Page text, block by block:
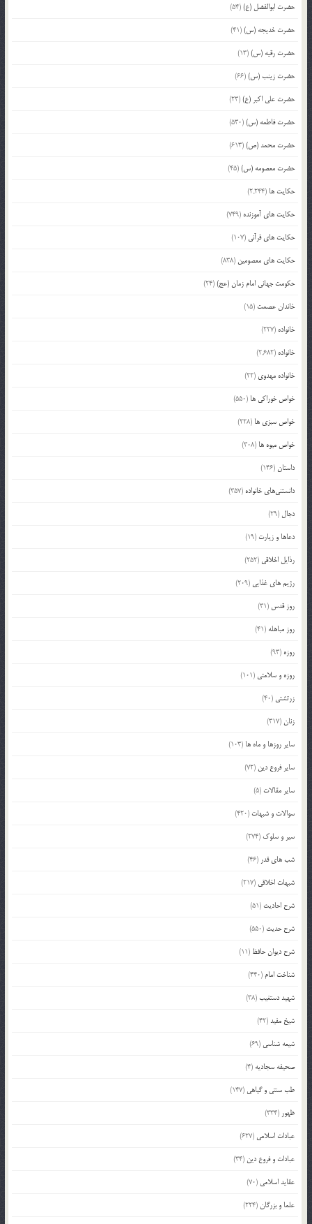
حضرت ابوالفضل (ع)(54)
حضرت خدیجه (س)(41)
حضرت رقیه (س)(13)
حضرت زینب (س)(66)
حضرت علی اکبر (ع)(23)
حضرت فاطمه (س)(530)
حضرت محمد (ص)(613)
حضرت معصومه (س)(45)
حکایت ها (2,244)
حکایت های آموزنده (749)
حکایت های قرآنی (107)
حکایت های معصومین (838)
حکومت جهانی امام زمان (عج)(24)
خاندان عصمت (15)
خانواده (227)
خانواده (2,682)
خانواده مهدوی (22)
خواص خوراکی ها (550)
خواص سبزی ها (228)
خواص میوه ها (308)
داستان(146)
دانستنی‌های خانواده (357)
دجال (29)
دعاها و زیارت (19)
رذایل اخلاقی (252)
رژیم های غذایی (209)
روز قدس (31)
روز مباهله (41)
روزه (93)
روزه و سلامتی (101)
زرتشتی (40)
زنان(317)
سایر روزها و ماه ها (103)
سایر فروع دین (72)
سایر مقالات (5)
سوالات و شبهات (420)
سیر و سلوک (274)
شب های قدر (46)
شبهات اخلاقی (217)
شرح احادیث (51)
شرح حدیث (550)
شرح دیوان حافظ (11)
شناخت امام (440)
شهید دستغیب(38)
شیخ مفید(42)
شیعه شناسی (69)
صحیفه سجادیه (4)
طب سنتی و گیاهی (147)
ظهور (334)
عبادات اسلامی (627)
عبادات و فروع دین (34)
عقاید اسلامی (70)
علما و بزرگان(224)